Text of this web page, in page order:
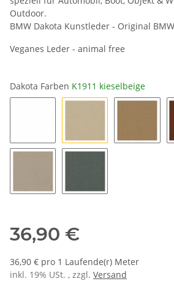
Outdoor.
BMW Dakota Kunstleder - Original
Veganes Leder - animal free
Dakota Farben K1911 kieselbeige
K1097 weiß K1911 kieselbeige
36,90 €
36,90 € pro 1 Laufende(r) Meter
inkl. 19% USt. , zzgl. Versand